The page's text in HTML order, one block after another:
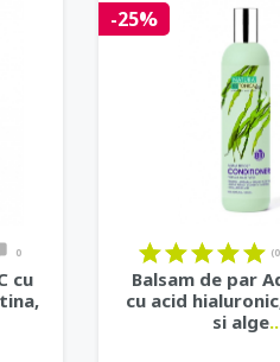
0
cu
-25%
Balsam de par
cu acid
si alge